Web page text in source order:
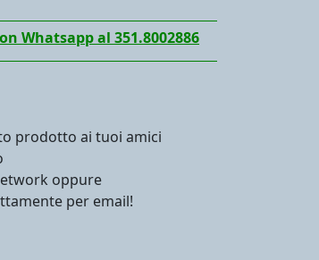
Whatsapp al 351.8002886
prodotto ai tuoi amici
oppure
per email!